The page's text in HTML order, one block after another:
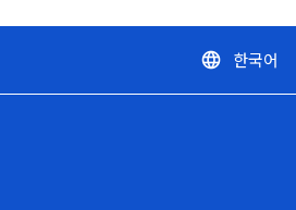
language 한국어